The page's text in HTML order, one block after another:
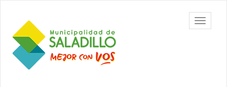
contenido
principal
Municipalidad
de Saladillo
barra